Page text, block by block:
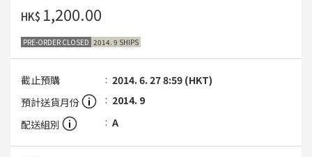
HK$ ‌1,200.00
PRE-ORDER CLOSED 2014. 9 SHIPS
截止預購
2014. 6. 27 8:59 (HKT)
預計送貨月份
2014. 9
配送組別
A